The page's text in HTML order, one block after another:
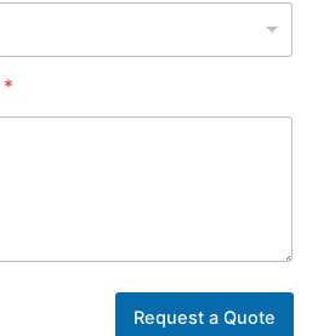
*
Request a Quote